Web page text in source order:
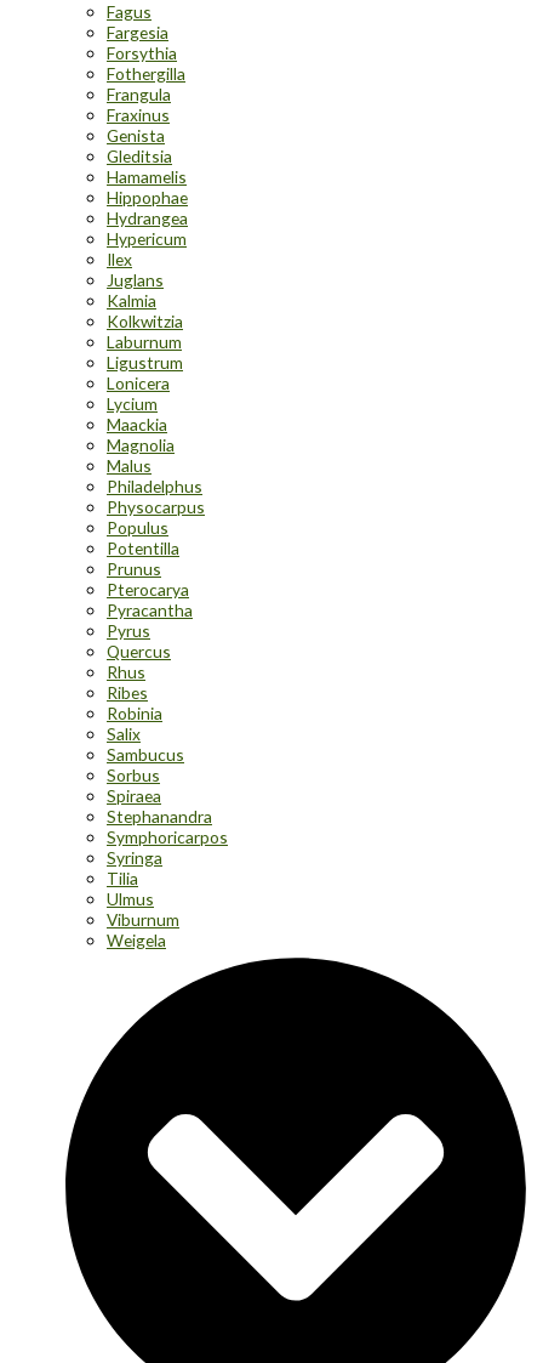
Fagus
Fargesia
Forsythia
Fothergilla
Frangula
Fraxinus
Genista
Gleditsia
Hamamelis
Hippophae
Hydrangea
Hypericum
Ilex
Juglans
Kalmia
Kolkwitzia
Laburnum
Ligustrum
Lonicera
Lycium
Maackia
Magnolia
Malus
Philadelphus
Physocarpus
Populus
Potentilla
Prunus
Pterocarya
Pyracantha
Pyrus
Quercus
Rhus
Ribes
Robinia
Salix
Sambucus
Sorbus
Spiraea
Stephanandra
Symphoricarpos
Syringa
Tilia
Ulmus
Viburnum
Weigela